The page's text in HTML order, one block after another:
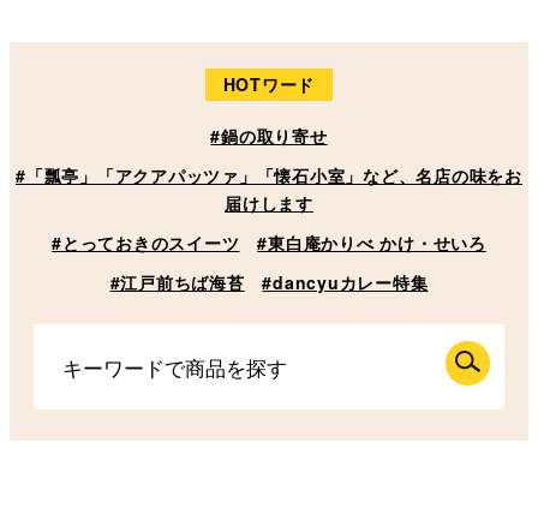
HOTワード
#鍋の取り寄せ
#「瓢亭」「アクアパッツァ」「懐石小室」など、名店の味をお
届けします
#とっておきのスイーツ
#東白庵かりべ かけ・せいろ
#江戸前ちば海苔
#dancyuカレー特集